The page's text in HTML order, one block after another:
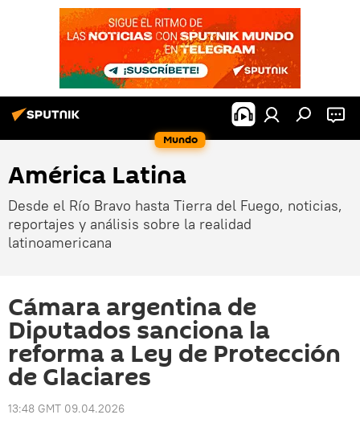
Mundo
América Latina
Desde el Río Bravo hasta Tierra del Fuego, noticias,
reportajes y análisis sobre la realidad
latinoamericana
Cámara argentina de
Diputados sanciona la
reforma a Ley de Protección
de Glaciares
13:48 GMT 09.04.2026